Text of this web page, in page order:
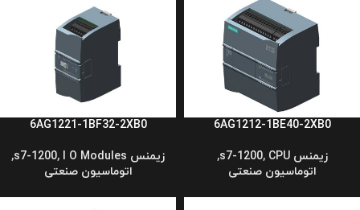
6AG1212-1BE40-2XB0
زیمنس s7-1200 , CPU
,
اتوماسیون صنعتی
6AG1221-1BF32-2XB0
زیمنس s7-1200 , I O Modules
,
اتوماسیون صنعتی